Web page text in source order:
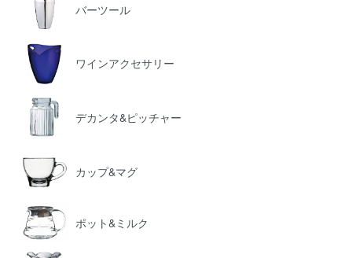
バーツール
ワインアクセサリー
デカンタ&ピッチャー
カップ&マグ
ポット&ミルク